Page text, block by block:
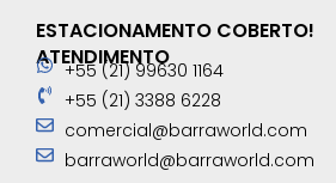
ESTACIONAMENTO COBERTO!
ATENDIMENTO
+55 (21) 99630 1164
+55 (21) 3388 6228
comercial@barraworld.com
barraworld@barraworld.com